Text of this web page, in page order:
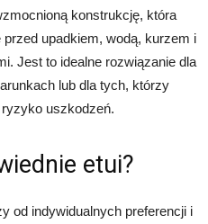
konstrukcję, która
upadkiem, wodą, kurzem i
Jest to idealne rozwiązanie dla
lub dla tych, którzy
uszkodzeń.
etui?
od indywidualnych preferencji i